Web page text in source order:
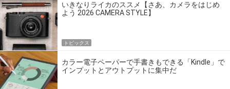
いきなりライカのススメ【さあ、カメラをはじめ
よう 2026 CAMERA STYLE】
トピックス
カラー電子ペーパーで手書きもできる「Kindle」で
インプットとアウトプットに集中だ